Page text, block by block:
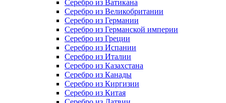
Серебро из Ватикана
Серебро из Великобритании
Серебро из Германии
Серебро из Германской империи
Серебро из Греции
Серебро из Испании
Серебро из Италии
Серебро из Казахстана
Серебро из Канады
Серебро из Киргизии
Серебро из Китая